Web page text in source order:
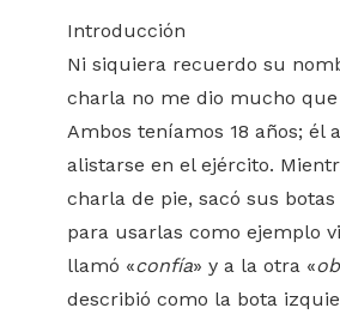
Introducción
Ni siquiera recuerdo su
charla no me dio mucho que
Ambos teníamos 18 años; él
alistarse en el ejército.
charla de pie, sacó sus
para usarlas como ejemplo
llamó «confía» y a la otra «
describió como la bota